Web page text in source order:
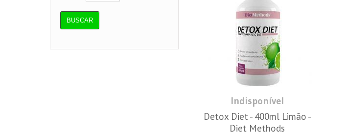
Indisponível
Detox Diet - 400ml Limão -
Diet Methods